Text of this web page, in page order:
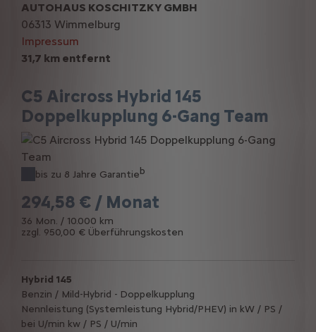
31,7 km entfernt
C5 Aircross Hybrid 145
Doppelkupplung 6-Gang Team
bis zu 8 Jahre Garantieb
294,58 € / Monat
36 Mon. / 10.000 km
zzgl. 950,00 € Überführungskosten
AUTOHAUS KOSCHITZKY GMBH
06313 Wimmelburg
Impressum
Hybrid 145
Benzin / Mild-Hybrid - Doppelkupplung
Nennleistung (Systemleistung Hybrid/PHEV) in kW / PS /
bei U/min kw / PS / U/min